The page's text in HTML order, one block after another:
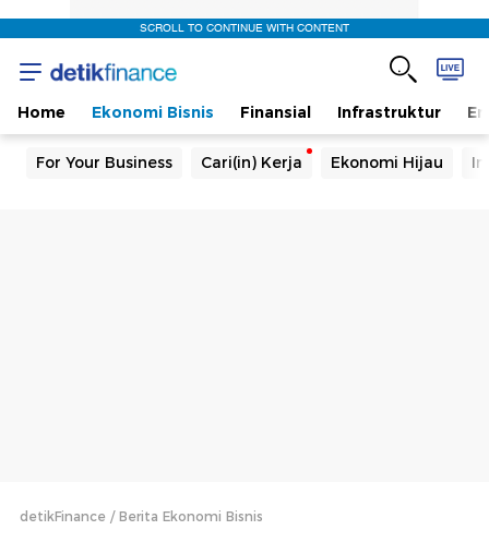
SCROLL TO CONTINUE WITH CONTENT
Home Ekonomi Bisnis Finansial Infrastruktur
For Your Business Cari(in) Kerja Ekonomi Hijau
detikFinance Berita Ekonomi Bisnis